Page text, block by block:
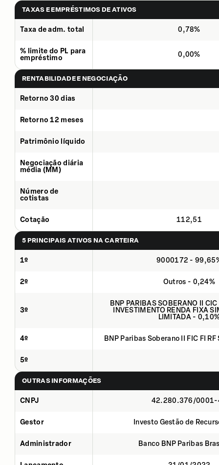
TAXAS E EMPRÉSTIMOS DE ATIVOS
Taxa de adm. total 0,78%
% limite do PL para
empréstimo
0,00%
RENTABILIDADE E NEGOCIAÇÃO
Retorno 30 dias
Retorno 12 meses
Patrimônio líquido
Negociação diária
média (MM)
Número de
cotistas
Cotação 112,51
5 PRINCIPAIS ATIVOS NA CARTEIRA
1º 9000172 -
2º Outros - 0,24%
3º
BNP PARIBAS SOBERANO II
INVESTIMENTO RENDA FIXA
LIMITADA -
4º BNP Paribas Soberano II FIC FI
5º
OUTRAS INFORMAÇÕES
CNPJ 42.280.376/0001-
Gestor Investo Gestão de
Administrador Banco BNP Paribas